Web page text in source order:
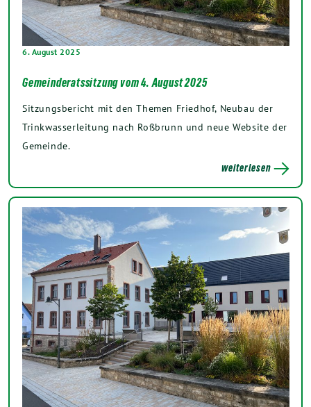
6. August 2025
Gemeinderatssitzung vom 4. August 2025
Sitzungsbericht mit den Themen Friedhof, Neubau der
Trinkwasserleitung nach Roßbrunn und neue Website der
Gemeinde.
weiterlesen